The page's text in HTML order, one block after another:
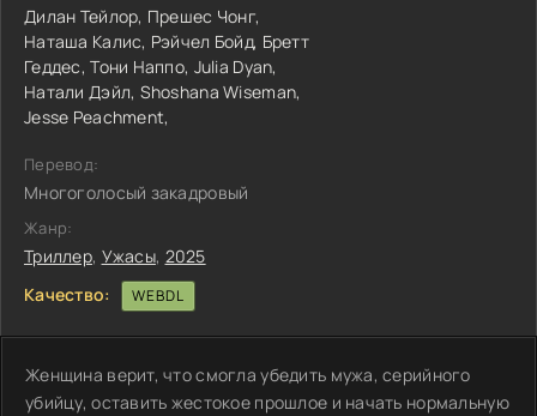
Дилан Тейлор, Прешес Чонг,
Наташа Калис, Рэйчел Бойд, Бретт
Геддес,Тони Наппо, Julia Dyan,
Натали Дэйл, Shoshana Wiseman,
Jesse Peachment,
Перевод:
Многоголосый закадровый
Жанр:
Триллер, Ужасы, 2025
Качество:
WEBDL
Женщина верит, что смогла убедить мужа, серийного
убийцу, оставить жестокое прошлое и начать нормальную